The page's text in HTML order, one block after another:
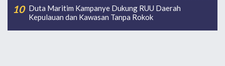
Duta Maritim Kampanye Dukung RUU Daerah
Kepulauan dan Kawasan Tanpa Rokok